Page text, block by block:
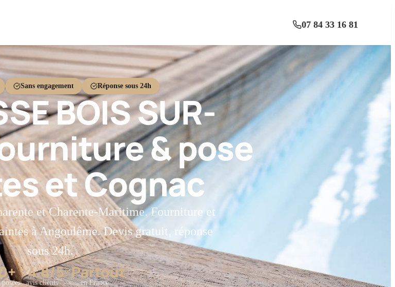
07 84 33 16 81
Sans engagement Réponse sous 24h
BOIS SUR-
& pose
et Cognac
et Charente-Maritime. Fourniture et
à Angoulême. Devis gratuit, réponse
sous 24h.
4.8/5
avis clients
Partout
en France